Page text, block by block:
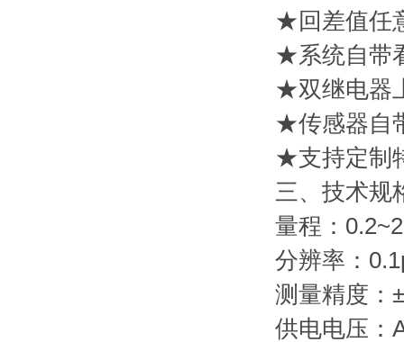
★回差值任
★系统自带
★双继电器
★传感器自
★支持定制
三、技术规
量程：
分辨率：
测量精度：
供电电压：